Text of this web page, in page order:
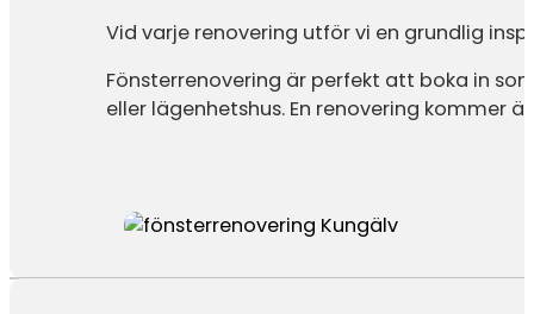
Vid varje renovering utför vi en grundlig
Fönsterrenovering är perfekt att boka in
eller lägenhetshus. En renovering kommer